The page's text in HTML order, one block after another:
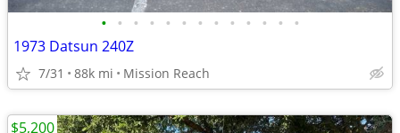
• • • • • • • • • • • • •
1973 Datsun 240Z
7/31 88k mi Mission Reach
$5,200